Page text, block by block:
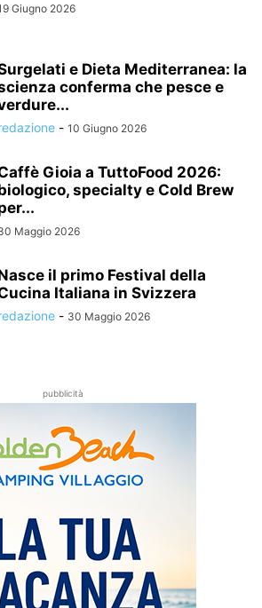
Giugno 2026
e Dieta Mediterranea: la
conferma che pesce e
- 10 Giugno 2026
Gioia a TuttoFood 2026:
specialty e Cold Brew
Maggio 2026
il primo Festival della
Italiana in Svizzera
- 30 Maggio 2026
pubblicità